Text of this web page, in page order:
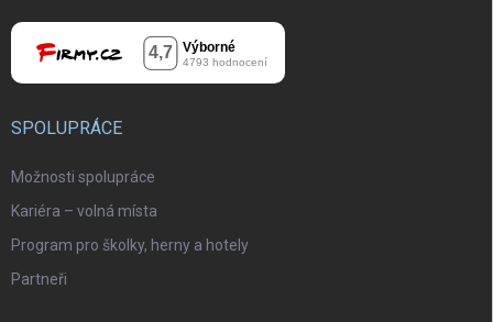
SPOLUPRÁCE
Možnosti spolupráce
Kariéra – volná místa
Program pro školky, herny a hotely
Partneři